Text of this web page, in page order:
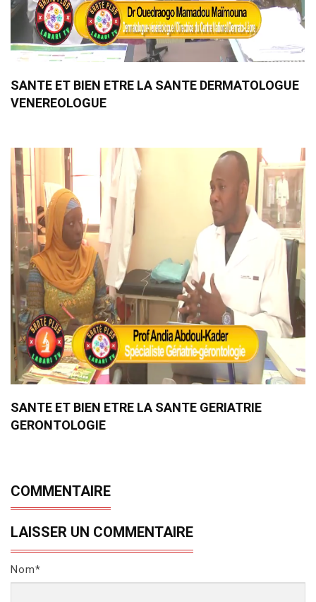
SANTE ET BIEN ETRE LA SANTE DERMATOLOGUE
VENEREOLOGUE
SANTE ET BIEN ETRE LA SANTE GERIATRIE
GERONTOLOGIE
COMMENTAIRE
LAISSER UN COMMENTAIRE
Nom*